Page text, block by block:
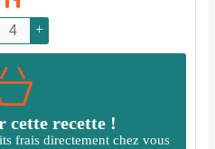
+
cette recette !
frais directement chez vous